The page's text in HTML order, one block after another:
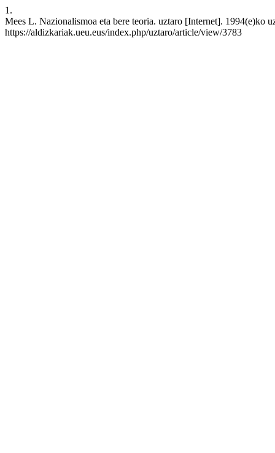
1.
Mees L. Nazionalismoa eta bere teoria. uztaro [Internet]. 1994(e)ko
https://aldizkariak.ueu.eus/index.php/uztaro/article/view/3783